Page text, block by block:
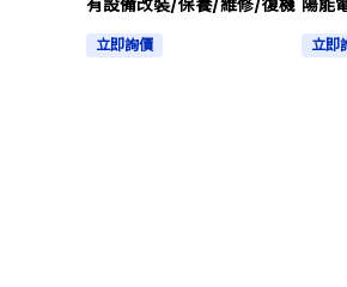
有設備改裝/保養/維修/復機
立即詢價
陽能
Cu/
Cell
立即